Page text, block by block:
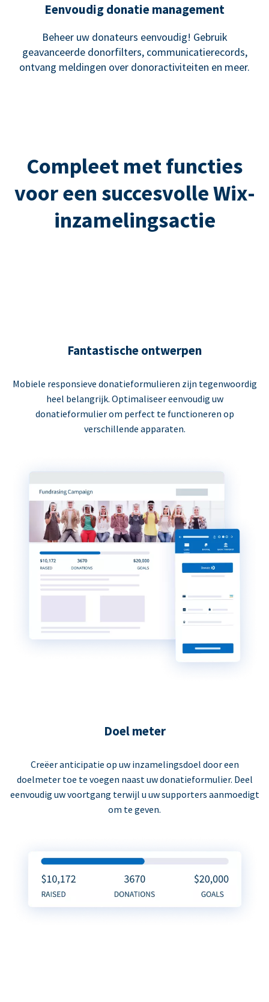
Eenvoudig donatie management
Beheer uw donateurs eenvoudig! Gebruik
geavanceerde donorfilters, communicatierecords,
ontvang meldingen over donoractiviteiten en meer.
Compleet met functies
voor een succesvolle Wix-
inzamelingsactie
Fantastische ontwerpen
Mobiele responsieve donatieformulieren zijn tegenwoordig
heel belangrijk. Optimaliseer eenvoudig uw
donatieformulier om perfect te functioneren op
verschillende apparaten.
Doel meter
Creëer anticipatie op uw inzamelingsdoel door een
doelmeter toe te voegen naast uw donatieformulier. Deel
eenvoudig uw voortgang terwijl u uw supporters aanmoedigt
om te geven.